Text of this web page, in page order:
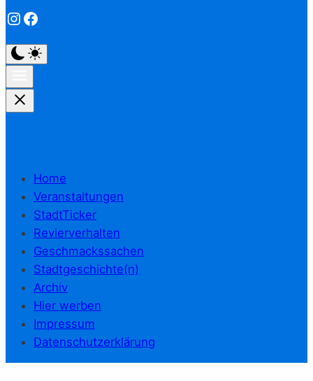
Instagram
Facebook
Home
Veranstaltungen
StadtTicker
Revierverhalten
Geschmackssachen
Stadtgeschichte(n)
Archiv
Hier werben
Impressum
Datenschutzerklärung